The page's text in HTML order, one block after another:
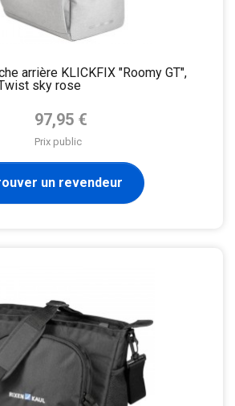
arrière KLICKFIX "Roomy GT",
sky rose
Prix de base
97,95 €
Prix public
un revendeur